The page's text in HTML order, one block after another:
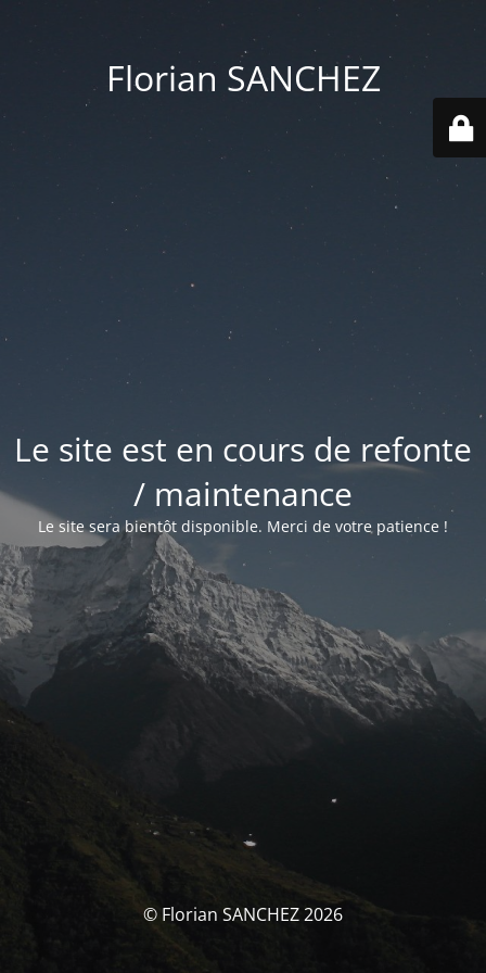
Florian SANCHEZ
Le site est en cours de refonte
/ maintenance
Le site sera bientôt disponible. Merci de votre patience !
© Florian SANCHEZ 2026